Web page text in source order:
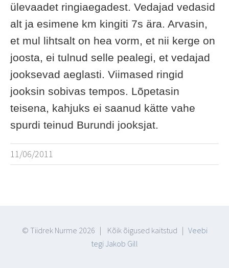
ülevaadet ringiaegadest. Vedajad vedasid
alt ja esimene km kingiti 7s ära. Arvasin,
et mul lihtsalt on hea vorm, et nii kerge on
joosta, ei tulnud selle pealegi, et vedajad
jooksevad aeglasti. Viimased ringid
jooksin sobivas tempos. Lõpetasin
teisena, kahjuks ei saanud kätte vahe
spurdi teinud Burundi jooksjat.
11/06/2011
© Tiidrek Nurme 2026 | Kõik õigused kaitstud | Veebi
tegi Jakob Gill